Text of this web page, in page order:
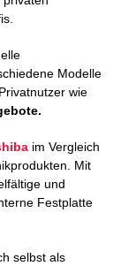
Modelle
wie
im Vergleich
Mit
und
Festplatte
selbst als